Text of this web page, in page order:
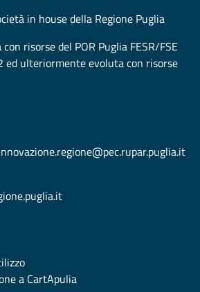
in house della Regione Puglia
risorse del POR Puglia FESR/FSE
ed ulteriormente evoluta con risorse
a CartApulia